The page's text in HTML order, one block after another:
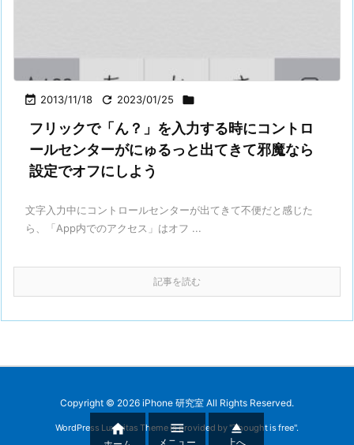
 2013/11/18  2023/01/25 
フリックで「ん？」を入力する時にコントロ
ールセンターがにゅるっと出てきて邪魔なら
設定でオフにしよう
文字入力中にコントロールセンターが出てきて不便だと感じた
ら、「App内でのアクセス」はオフ ...
記事を読む
Copyright © 2026 iPhone 研究室 All Rights Reserved.
WordPress Luxeritas Theme is provided by "Thought is free".
 
メニュー

上へ